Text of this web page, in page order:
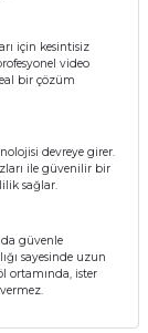
için kesintisiz
video
bir çözüm
devreye girer.
ile güvenilir bir
sağlar.
güvenle
sayesinde uzun
ortamında, ister